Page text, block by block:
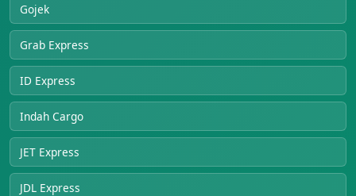
Gojek
Grab Express
ID Express
Indah Cargo
JET Express
JDL Express